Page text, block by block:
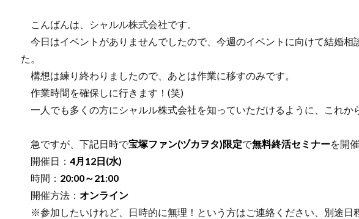
こんばんは、シャルル株式会社です。
今日はイベントがありませんでしたので、今週のイベントに向けて結婚
た。
構想は練り終わりましたので、あとは作業に移すのみです。
作業時間を確保しに行きます！(笑)
一人でも多くの方にシャルル株式会社を知っていただけるように、これか
急ですが、下記日時で宝塚ファン(ヅカヲタ)限定で無料終活セミナーを開
開催日： 4月12日(水)
時間： 20:00～21:00
開催方法： オンライン
※参加したいけれど、日時的に無理！という方はご連絡ください、別途日